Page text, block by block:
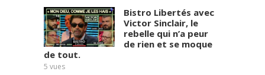
Bistro Libertés avec
Victor Sinclair, le
rebelle qui n’a peur
de rien et se moque
de tout.
5 vues